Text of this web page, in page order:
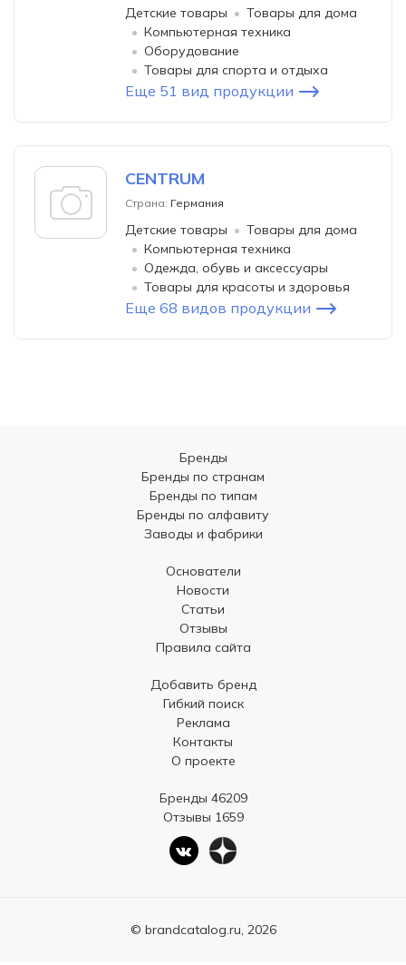
Детские товары
Товары для дома
Компьютерная техника
Оборудование
Товары для спорта и отдыха
Еще 51 вид продукции
CENTRUM
Страна: Германия
Детские товары
Товары для дома
Компьютерная техника
Одежда, обувь и аксессуары
Товары для красоты и здоровья
Еще 68 видов продукции
Бренды
Бренды по странам
Бренды по типам
Бренды по алфавиту
Заводы и фабрики
Основатели
Новости
Статьи
Отзывы
Правила сайта
Добавить бренд
Гибкий поиск
Реклама
Контакты
О проекте
Бренды 46209
Отзывы 1659
© brandcatalog.ru, 2026